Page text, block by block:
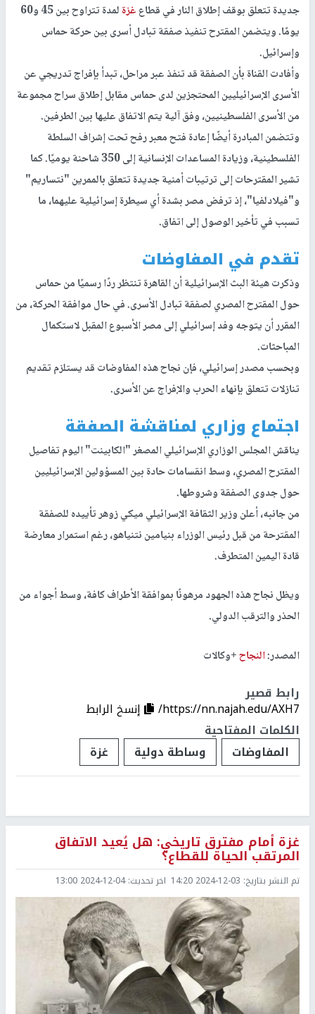
جديدة تتعلق بوقف إطلاق النار في قطاعغزة
لمدة تتراوح بين 45 و60
يومًا. ويتضمن المقترح تنفيذ صفقة تبادل أسرى بين حركة حماس
وإسرائيل.
وأفادت القناة بأن الصفقة قد تنفذ عبر مراحل، تبدأ بإفراج تدريجي عن
الأسرى الإسرائيليين المحتجزين لدى حماس مقابل إطلاق سراح مجموعة
من الأسرى الفلسطينيين، وفق آلية يتم الاتفاق عليها بين الطرفين.
وتتضمن المبادرة أيضًا إعادة فتح معبر رفح تحت إشراف السلطة
الفلسطينية، وزيادة المساعدات الإنسانية إلى 350 شاحنة يوميًا. كما
تشير المقترحات إلى ترتيبات أمنية جديدة تتعلق بالممرين "نتساريم"
و"فيلادلفيا"، إذ ترفض مصر بشدة أي سيطرة إسرائيلية عليهما، ما
تسبب في تأخير الوصول إلى اتفاق.
تقدم في المفاوضات
وذكرت هيئة البث الإسرائيلية أن القاهرة تنتظر ردًا رسميًا من حماس
حول المقترح المصري لصفقة تبادل الأسرى. في حال موافقة الحركة، من
المقرر أن يتوجه وفد إسرائيلي إلى مصر الأسبوع المقبل لاستكمال
المباحثات.
وبحسب مصدر إسرائيلي، فإن نجاح هذه المفاوضات قد يستلزم تقديم
تنازلات تتعلق بإنهاء الحرب والإفراج عن الأسرى.
اجتماع وزاري لمناقشة الصفقة
يناقش المجلس الوزاري الإسرائيلي المصغر "الكابينت" اليوم تفاصيل
المقترح المصري، وسط انقسامات حادة بين المسؤولين الإسرائيليين
حول جدوى الصفقة وشروطها.
من جانبه، أعلن وزير الثقافة الإسرائيلي ميكي زوهر تأييده للصفقة
المقترحة من قبل رئيس الوزراء بنيامين نتنياهو، رغم استمرار معارضة
قادة اليمين المتطرف.
ويظل نجاح هذه الجهود مرهونًا بموافقة الأطراف كافة، وسط أجواء من
الحذر والترقب الدولي.
المصدر:النجاح+وكالات
رابط قصير
https://nn.najah.edu/AXH7/
إنسخ الرابط
الكلمات المفتاحية
المفاوضات
وساطة دولية غزة
غزة أمام مفترق تاريخي: هل يُعيد الاتفاق
المرتقب الحياة للقطاع؟
تم النشر بتاريخ: 2024-12-03 14:20 اخر تحديث:2024-12-04 13:00